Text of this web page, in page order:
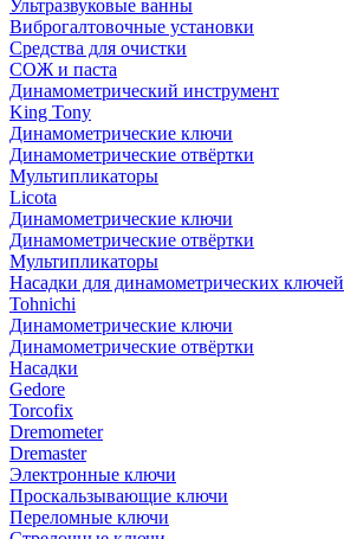
Ультразвуковые ванны
Виброгалтовочные установки
Средства для очистки
СОЖ и паста
Динамометрический инструмент
King Tony
Динамометрические ключи
Динамометрические отвёртки
Мультипликаторы
Licota
Динамометрические ключи
Динамометрические отвёртки
Мультипликаторы
Насадки для динамометрических ключей
Tohnichi
Динамометрические ключи
Динамометрические отвёртки
Насадки
Gedore
Torcofix
Dremometer
Dremaster
Электронные ключи
Проскальзывающие ключи
Переломные ключи